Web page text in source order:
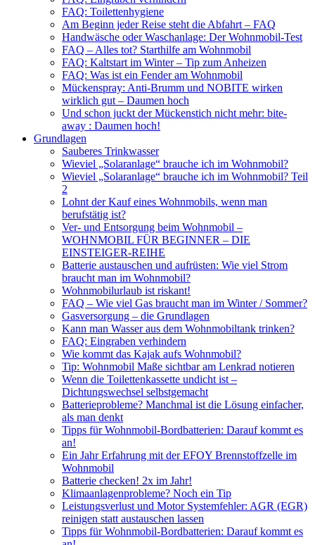
FAQ: Toilettenhygiene
Am Beginn jeder Reise steht die Abfahrt – FAQ
Handwäsche oder Waschanlage: Der Wohnmobil-Test
FAQ – Alles tot? Starthilfe am Wohnmobil
FAQ: Kaltstart im Winter – Tip zum Anheizen
FAQ: Was ist ein Fender am Wohnmobil
Mückenspray: Anti-Brumm und NOBITE wirken
wirklich gut – Daumen hoch
Und schon juckt der Mückenstich nicht mehr: bite-
away : Daumen hoch!
Grundlagen
Sauberes Trinkwasser
Wieviel „Solaranlage“ brauche ich im Wohnmobil?
Wieviel „Solaranlage“ brauche ich im Wohnmobil? Teil
2
Lohnt der Kauf eines Wohnmobils, wenn man
berufstätig ist?
Ver- und Entsorgung beim Wohnmobil –
WOHNMOBIL FÜR BEGINNER – DIE
EINSTEIGER-REIHE
Batterie austauschen und aufrüsten: Wie viel Strom
braucht man im Wohnmobil?
Wohnmobilurlaub ist riskant!
FAQ – Wie viel Gas braucht man im Winter / Sommer?
Gasversorgung – die Grundlagen
Kann man Wasser aus dem Wohnmobiltank trinken?
FAQ: Eingraben verhindern
Wie kommt das Kajak aufs Wohnmobil?
Tip: Wohnmobil Maße sichtbar am Lenkrad notieren
Wenn die Toilettenkassette undicht ist –
Dichtungswechsel selbstgemacht
Batterieprobleme? Manchmal ist die Lösung einfacher,
als man denkt
Tipps für Wohnmobil-Bordbatterien: Darauf kommt es
an!
Ein Jahr Erfahrung mit der EFOY Brennstoffzelle im
Wohnmobil
Batterie checken! 2x im Jahr!
Klimaanlagenprobleme? Noch ein Tip
Leistungsverlust und Motor Systemfehler: AGR (EGR)
reinigen statt austauschen lassen
Tipps für Wohnmobil-Bordbatterien: Darauf kommt es